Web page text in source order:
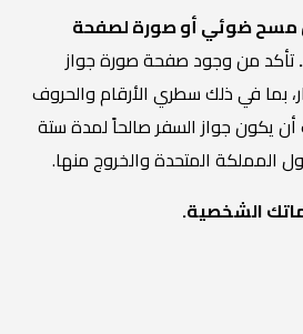
مسح ضوئي أو صورة لصفحة
تأكد من وجود صفحة صورة جواز
بما في ذلك سطري الأرقام والحروف
يكون جواز السفر صالحاً لمدة ستة
المملكة المتحدة والخروج منها.